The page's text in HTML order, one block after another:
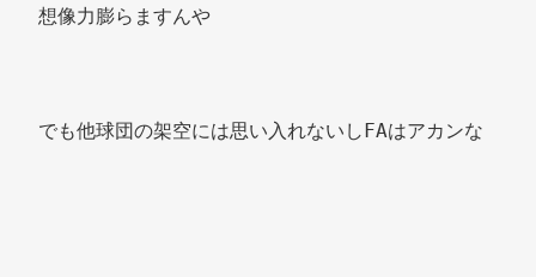
想像力膨らますんや
でも他球団の架空には思い入れないしFAはアカンな